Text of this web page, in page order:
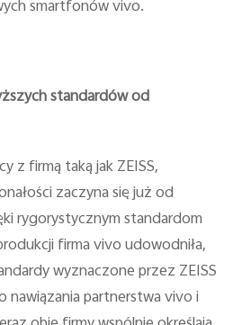
smartfonów vivo.
standardów od
z firmą taką jak ZEISS,
zaczyna się już od
rygorystycznym standardom
firma vivo udowodniła,
wyznaczone przez ZEISS
nawiązania partnerstwa vivo i